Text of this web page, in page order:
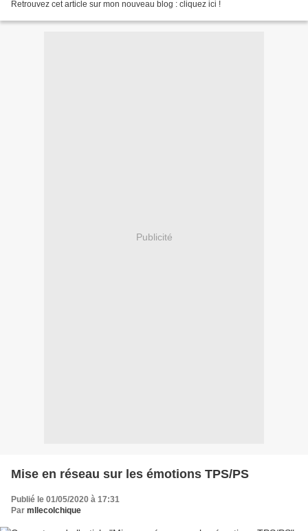
Retrouvez cet article sur mon nouveau blog : cliquez ici !
Publicité
Mise en réseau sur les émotions TPS/PS
Publié le 01/05/2020 à 17:31
Par mllecolchique